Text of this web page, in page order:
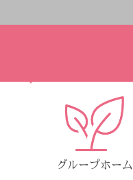
グループホーム